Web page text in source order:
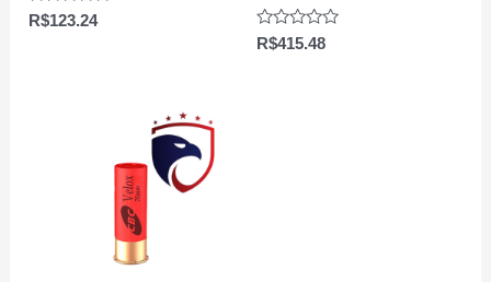
Avaliação
0
R$123.24
Avaliação
0
R$415.48